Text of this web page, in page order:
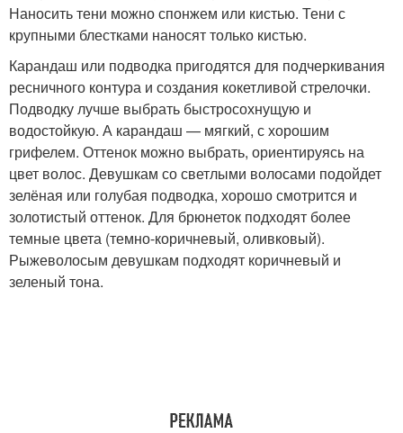
Наносить тени можно спонжем или кистью. Тени с
крупными блестками наносят только кистью.
Карандаш или подводка пригодятся для подчеркивания
ресничного контура и создания кокетливой стрелочки.
Подводку лучше выбрать быстросохнущую и
водостойкую. А карандаш — мягкий, с хорошим
грифелем. Оттенок можно выбрать, ориентируясь на
цвет волос. Девушкам со светлыми волосами подойдет
зелёная или голубая подводка, хорошо смотрится и
золотистый оттенок. Для брюнеток подходят более
темные цвета (темно-коричневый, оливковый).
Рыжеволосым девушкам подходят коричневый и
зеленый тона.